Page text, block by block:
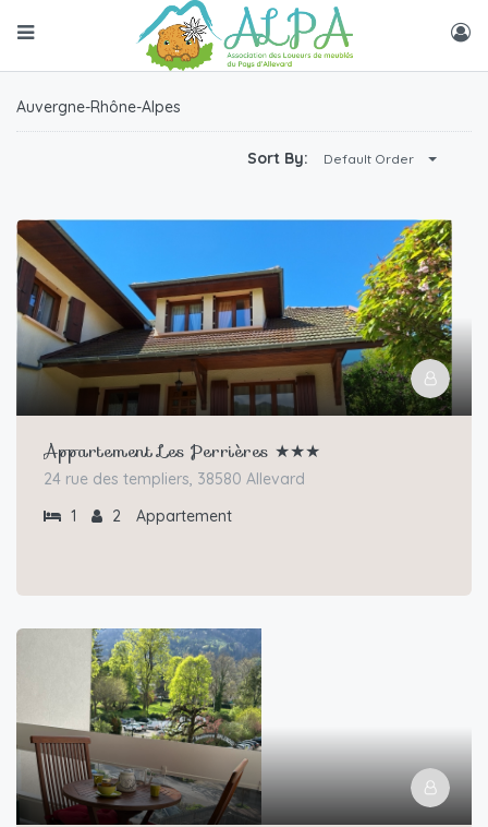
Auvergne-Rhône-Alpes
Sort By: Default Order
Appartement Les Perrières ★★★
24 rue des templiers, 38580 Allevard
1
2 Appartement